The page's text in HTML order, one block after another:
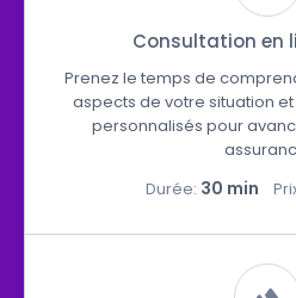
Consultation en
Prenez le temps de
aspects de votre situation
personnalisés pour
Durée: 30 min